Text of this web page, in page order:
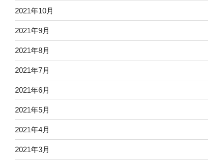
2021年10月
2021年9月
2021年8月
2021年7月
2021年6月
2021年5月
2021年4月
2021年3月